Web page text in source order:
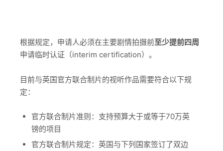
根据规定，申请人必须在主要剧情拍摄前至少提前四周
申请临时认证（interim certification）。
目前与英国官方联合制片的视听作品需要符合以下规
定：
官方联合制片准则：支持预算大于或等于70万英
镑的项目
官方联合制片规定：英国与下列国家签订了双边